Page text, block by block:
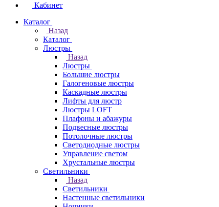
Кабинет
Каталог
Назад
Каталог
Люстры
Назад
Люстры
Большие люстры
Галогеновые люстры
Каскадные люстры
Лифты для люстр
Люстры LOFT
Плафоны и абажуры
Подвесные люстры
Потолочные люстры
Светодиодные люстры
Управление светом
Хрустальные люстры
Светильники
Назад
Светильники
Настенные светильники